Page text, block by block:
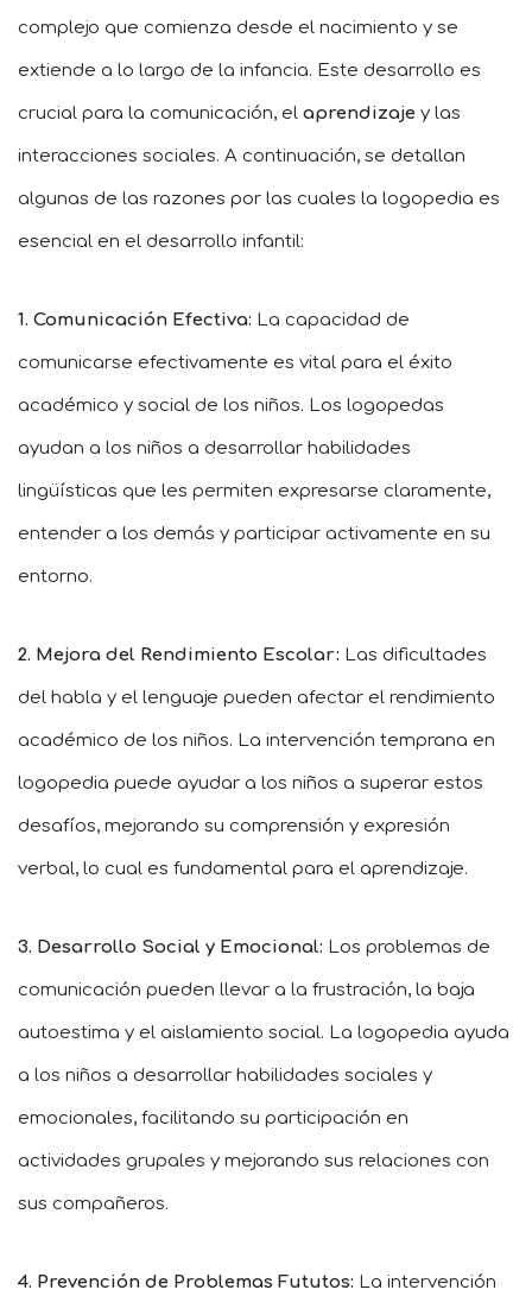
complejo que comienza desde el nacimiento y se
extiende a lo largo de la infancia. Este desarrollo es
crucial para la comunicación, el aprendizaje y las
interacciones sociales. A continuación, se detallan
algunas de las razones por las cuales la logopedia es
esencial en el desarrollo infantil:
1. Comunicación Efectiva: La capacidad de
comunicarse efectivamente es vital para el éxito
académico y social de los niños. Los logopedas
ayudan a los niños a desarrollar habilidades
lingüísticas que les permiten expresarse claramente,
entender a los demás y participar activamente en su
entorno.
2. Mejora del Rendimiento Escolar: Las dificultades
del habla y el lenguaje pueden afectar el rendimiento
académico de los niños. La intervención temprana en
logopedia puede ayudar a los niños a superar estos
desafíos, mejorando su comprensión y expresión
verbal, lo cual es fundamental para el aprendizaje.
3. Desarrollo Social y Emocional: Los problemas de
comunicación pueden llevar a la frustración, la baja
autoestima y el aislamiento social. La logopedia ayuda
a los niños a desarrollar habilidades sociales y
emocionales, facilitando su participación en
actividades grupales y mejorando sus relaciones con
sus compañeros.
4. Prevención de Problemas Fututos: La intervención